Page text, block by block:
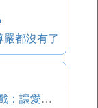
嚴都沒有了
一個內衣公司用HTML5制作的公益游戲：讓愛做主